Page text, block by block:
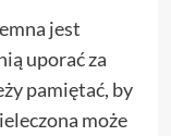
jest
uporać za
pamiętać, by
może